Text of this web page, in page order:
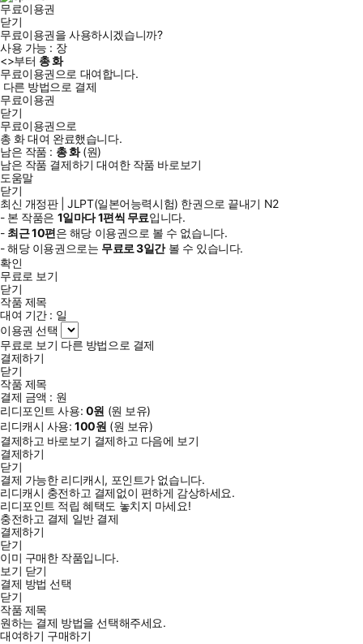
도서에 제공하는 MP3(CD) 음원 및 부가자료는 다락원 홈페이지
(www.darakwon.co.kr)에서 무료 다운로드 가능합니다.
『(최신 개정판) JLPT(일본어능력시험) 한권으로 끝내기 N2』는
1998년 첫 발간 이후 큰 사랑을 받아온 시리즈의 여섯 번째 개정판
으로, N2 시험의 전 영역을 한 권으로 마스터할 수 있는 종합 대비서
입니다.
2010년부터 현재까지 최신 기출 데이터를 철저히 분석하여 반영
하였으며, 실제 시험과 동일하게 1교시 언어지식(문자·어휘·문법)·
독해, 2교시 청해 순으로 구성하여 실전 감각을 극대화합니다. 단
순한 문제 풀이를 넘어 각 파트별 총정리, 확인문제, 예상 문제는
물론 실전모의테스트 4회분(본책 2회분+온라인 2회분)과 해설집,
스피드 체크북, 단어 연습장(PDF), 학습 계획표(PDF)까지 제공하
여 고득점 합격을 돕습니다. 청해와 연도별 기출어휘 듣기 음성은
다락원 홈페이지나 QR코드를 통해 스마트폰으로 바로 듣거나 다
운로드 하실 수 있습니다.
<이 책의 특징>
① 최신 기출 경향의 완벽 반영
2010년부터 현재까지 시험에 나온 최신 기출 어휘와 문법을 연도
별로 정리하였습니다.
② 실제 시험과 동일한 교시별 구성
1교시(언어지식·독해)와 2교시(청해) 순서로 구성하여 실전 감각
을 키우는 데에 도움을 줍니다.
③ 파트별 핵심 전략 및 풍부한 연습 문제
철저한 유형 분석과 확인문제를 통해 고득점을 얻을 수 있고, 합
격률을 높입니다.
④ 강력한 부록 및 학습 지원
교재 수록 실전모의테스트 2회분, 온라인 실전모의테스트 2회분
(무료 강의 제공), 해설집, 스피드 체크북, 단어 연습장(PDF), 학습
무료이용권
닫기
무료이용권을 사용하시겠습니까?
사용 가능 : 장
<>부터 총화
무료이용권으로 대여합니다.
다른 방법으로 결제
무료이용권
닫기
무료이용권으로
총 화대여 완료했습니다.
남은 작품 : 총화(원)
남은 작품 결제하기 대여한 작품 바로보기
도움말
닫기
최신 개정판 | JLPT(일본어능력시험) 한권으로 끝내기 N2
- 본 작품은 1일마다1편씩 무료입니다.
- 최근10편은 해당 이용권으로 볼 수 없습니다.
- 해당 이용권으로는 무료로3일간볼 수 있습니다.
확인
무료로 보기
닫기
작품 제목
대여 기간 : 일
이용권 선택
무료로 보기 다른 방법으로 결제
결제하기
닫기
작품 제목
결제 금액 : 원
리디포인트 사용: 0원 (원 보유)
리디캐시 사용:100원 (원 보유)
결제하고 바로보기 결제하고 다음에 보기
결제하기
닫기
결제 가능한 리디캐시, 포인트가 없습니다.
리디캐시 충전하고 결제없이 편하게 감상하세요.
리디포인트 적립 혜택도 놓치지 마세요!
충전하고 결제 일반 결제
결제하기
닫기
이미 구매한 작품입니다.
보기 닫기
결제 방법 선택
닫기
작품 제목
원하는 결제 방법을 선택해주세요.
대여하기 구매하기